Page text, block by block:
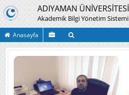
ADIYAMAN ÜNİVERSİTESİ
Akademik Bilgi Yönetim Sistemi
Anasayfa